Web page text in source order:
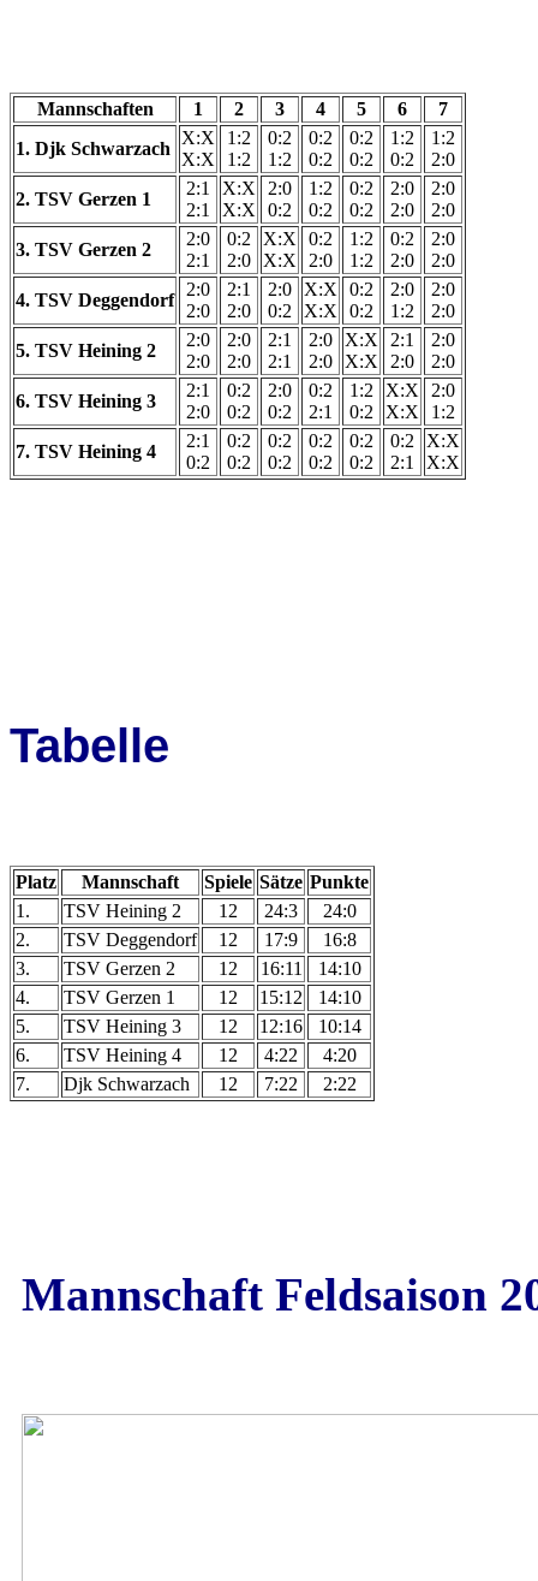
Mannschaften 1 2 3 4 5 6
7
1. Djk Schwarzach
X:X
X:X
1:2
1:2
0:2
1:2
0:2
0:2
0:2
0:2
1:2
0:2
1:2
2:0
2. TSV Gerzen 1
2:1
2:1
X:X
X:X
2:0
0:2
1:2
0:2
0:2
0:2
2:0
2:0
2:0
2:0
3. TSV Gerzen 2
2:0
2:1
0:2
2:0
X:X
X:X
0:2
2:0
1:2
1:2
0:2
2:0
2:0
2:0
4. TSV Deggendorf
2:0
2:0
2:1
2:0
2:0
0:2
X:X
X:X
0:2
0:2
2:0
1:2
2:0
2:0
5. TSV Heining 2
2:0
2:0
2:0
2:0
2:1
2:1
2:0
2:0
X:X
X:X
2:1
2:0
2:0
2:0
6. TSV Heining 3
2:1
2:0
0:2
0:2
2:0
0:2
0:2
2:1
1:2
0:2
X:X
X:X
2:0
1:2
7. TSV Heining 4
2:1
0:2
0:2
0:2
0:2
0:2
0:2
0:2
0:2
0:2
0:2
2:1
X:X
X:X
Tabelle
Platz Mannschaft Spiele Sätze Punkte
1.
TSV Heining 2 12 24:3
24:0
2.
TSV Deggendorf 12 17:9
16:8
3.
TSV Gerzen 2 12 16:11
14:10
4.
TSV Gerzen 1 12 15:12
14:10
5.
TSV Heining 3 12 12:16
10:14
6.
TSV Heining 4 12 4:22
4:20
7.
Djk Schwarzach 12 7:22 2:22
Mannschaft Feldsaison